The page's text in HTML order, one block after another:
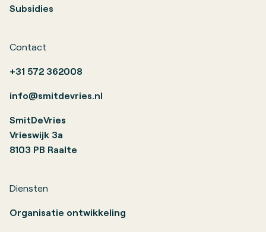
Subsidies
Diensten
Organisatie ontwikkeling
Contact
+31 572 362008
info@smitdevries.nl
SmitDeVries
Vrieswijk 3a
8103 PB Raalte